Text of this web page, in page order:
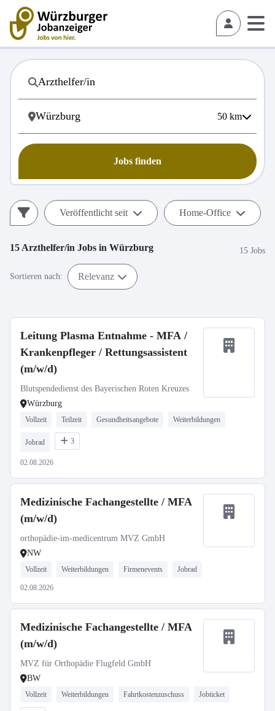
50 km
Jobs finden
Veröffentlicht seit Home-Office
15 Arzthelfer/in Jobs in Würzburg 15 Jobs
Sortieren nach: Relevanz
Leitung Plasma Entnahme - MFA /
Krankenpfleger / Rettungsassistent
(m/w/d)
Blutspendedienst des Bayerischen Roten Kreuzes
Würzburg
Vollzeit Teilzeit Gesundheitsangebote Weiterbildungen
Jobrad 3
02.08.2026
Medizinische Fachangestellte / MFA
(m/w/d)
orthopädie-im-medicentrum MVZ GmbH
NW
Vollzeit Weiterbildungen Firmenevents Jobrad
02.08.2026
Medizinische Fachangestellte / MFA
(m/w/d)
MVZ für Orthopädie Flugfeld GmbH
BW
Vollzeit Weiterbildungen Fahrtkostenzuschuss Jobticket